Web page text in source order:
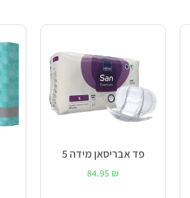
פד אבריסאן מידה 5
84.95 ₪